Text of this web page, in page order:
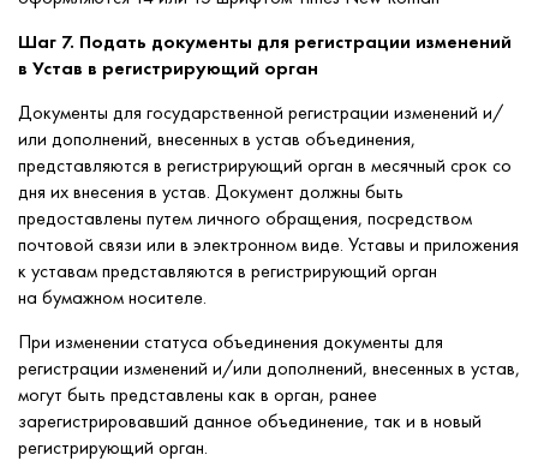
Шаг 7. Подать документы для регистрации изменений
в Устав в регистрирующий орган
Документы для государственной регистрации изменений и/
или дополнений, внесенных в устав объединения,
представляются в регистрирующий орган в месячный срок со
дня их внесения в устав. Документ должны быть
предоставлены путем личного обращения, посредством
почтовой связи или в электронном виде. Уставы и приложения
к уставам представляются в регистрирующий орган
на бумажном носителе.
При изменении статуса объединения документы для
регистрации изменений и/или дополнений, внесенных в устав,
могут быть представлены как в орган, ранее
зарегистрировавший данное объединение, так и в новый
регистрирующий орган.